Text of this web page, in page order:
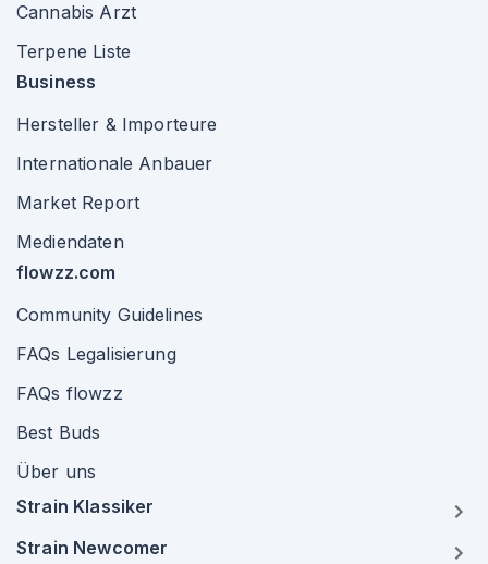
Cannabis Arzt
Terpene Liste
Business
Hersteller & Importeure
Internationale Anbauer
Market Report
Mediendaten
flowzz.com
Community Guidelines
FAQs Legalisierung
FAQs flowzz
Best Buds
Über uns
Strain Klassiker
Strain Newcomer